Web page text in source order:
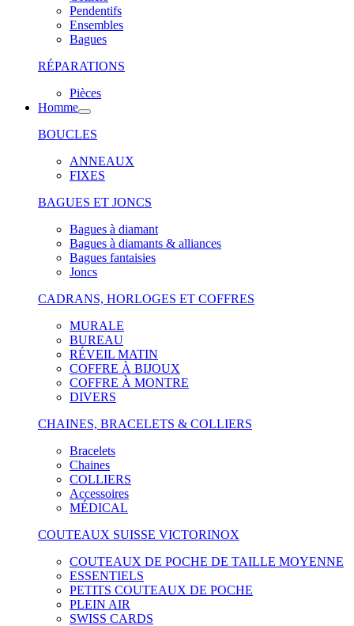
Pendentifs
Ensembles
Bagues
RÉPARATIONS
Pièces
Homme
BOUCLES
ANNEAUX
FIXES
BAGUES ET JONCS
Bagues à diamant
Bagues à diamants & alliances
Bagues fantaisies
Joncs
CADRANS, HORLOGES ET COFFRES
MURALE
BUREAU
RÉVEIL MATIN
COFFRE À BIJOUX
COFFRE À MONTRE
DIVERS
CHAINES, BRACELETS & COLLIERS
Bracelets
Chaines
COLLIERS
Accessoires
MÉDICAL
COUTEAUX SUISSE VICTORINOX
COUTEAUX DE POCHE DE TAILLE MOYENNE
ESSENTIELS
PETITS COUTEAUX DE POCHE
PLEIN AIR
SWISS CARDS